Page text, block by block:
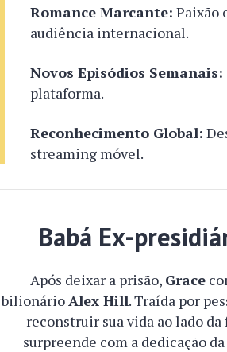
Romance Marcante: Paixão
audiência internacional.
Novos Episódios Semanais:
plataforma.
Reconhecimento Global:
streaming móvel.
Babá Ex-
Após deixar a prisão, Grace
bilionárioAlex Hill. Traída por
reconstruir sua vida ao lado
surpreende com a dedicação